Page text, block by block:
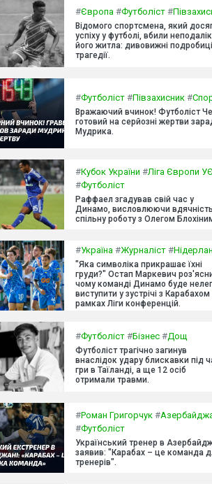
#Європа #Футболіст #
Відомого спортсмена, який
успіху у футболі, вбили
його житла: дивовижні подробиці
трагедії.
#Футболіст #Півзахисник #
Вражаючий вчинок! Футболіст
готовий на серйозні жертви
Мудрика.
#Кубок України #Ліга Європи
#Футболіст
Раффаел згадував свій час у
Динамо, висловлюючи
спільну роботу з Олегом
#Україна #Журналіст #
"Яка символіка прикрашає їхні
груди?" Остап Маркевич
чому команді Динамо буде
виступити у зустрічі з Карабахом
рамках Ліги конференцій.
#Футболіст #Бізнес #Дощ
Футболіст трагічно загинув
внаслідок удару блискавки під
гри в Таїланді, а ще 12 осіб
отримали травми.
#Роман Григорчук #
#Футболіст
Український тренер в
заявив: "Карабах – це команда
тренерів".